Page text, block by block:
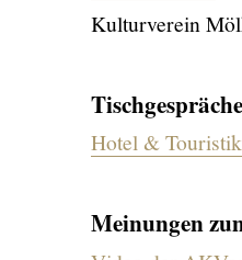
Kulturverein
Hotel &
Meinungen